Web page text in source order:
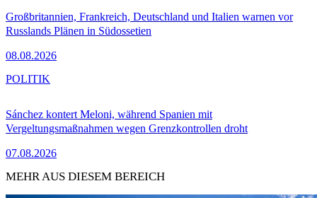
Großbritannien, Frankreich, Deutschland und Italien warnen vor
Russlands Plänen in Südossetien
08.08.2026
Sánchez kontert Meloni, während Spanien mit
Vergeltungsmaßnahmen wegen Grenzkontrollen droht
07.08.2026
POLITIK
MEHR AUS DIESEM BEREICH